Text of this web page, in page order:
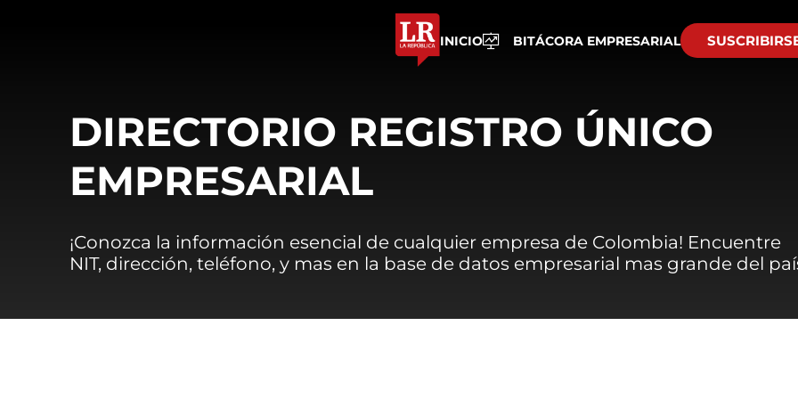
INICIO BITÁCORA EMPRESARIAL
DIRECTORIO REGISTRO ÚNICO
EMPRESARIAL
¡Conozca la información esencial de cualquier empresa de Colombia! Encuentre
NIT, dirección, teléfono, y mas en la base de datos empresarial mas grande del